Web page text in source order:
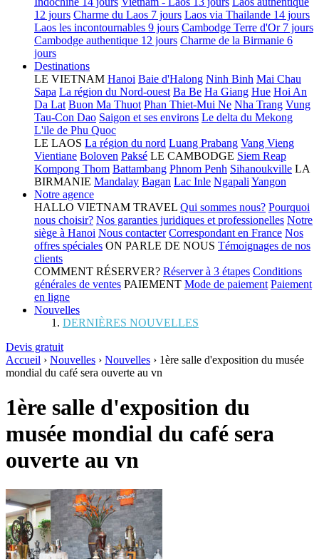
12 jours Charme du Laos 7 jours Laos via Thailande 14 jours
Laos les incontournables 9 jours Cambodge Terre d'Or 7 jours
Cambodge authentique 12 jours Charme de la Birmanie 6
jours
Destinations
LE VIETNAM Hanoi Baie d'Halong Ninh Binh Mai Chau
Sapa La région du Nord-ouest Ba Be Ha Giang Hue Hoi An
Da Lat Buon Ma Thuot Phan Thiet-Mui Ne Nha Trang Vung
Tau-Con Dao Saigon et ses environs Le delta du Mekong
L'ile de Phu Quoc
LE LAOS La région du nord Luang Prabang Vang Vieng
Vientiane Boloven Paksé LE CAMBODGE Siem Reap
Kompong Thom Battambang Phnom Penh Sihanoukville LA
BIRMANIE Mandalay Bagan Lac Inle Ngapali Yangon
Notre agence
HALLO VIETNAM TRAVEL Qui sommes nous? Pourquoi
nous choisir? Nos garanties juridiques et professionelles Notre
siège à Hanoi Nous contacter Correspondant en France Nos
offres spéciales ON PARLE DE NOUS Témoignages de nos
clients
COMMENT RÉSERVER? Réserver à 3 étapes Conditions
générales de ventes PAIEMENT Mode de paiement Paiement
en ligne
Nouvelles
DERNIÈRES NOUVELLES
Devis gratuit
Accueil › Nouvelles › Nouvelles › 1ère salle d'exposition du musée
mondial du café sera ouverte au vn
1ère salle d'exposition du
musée mondial du café sera
ouverte au vn